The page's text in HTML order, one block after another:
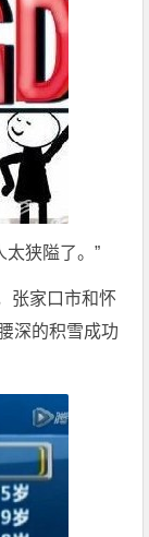
太狭隘了。”
张家口市和怀
深的积雪成功